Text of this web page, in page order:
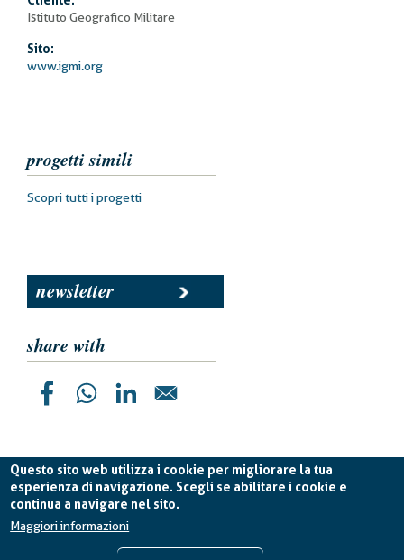
Questo sito web utilizza i cookie per migliorare la tua
esperienza di navigazione. Scegli se abilitare i cookie e
continua a navigare nel sito.
Maggiori informazioni
Istituto Geografico Militare
Sito:
www.igmi.org
progetti simili
Scopri tutti i progetti
newsletter
share with
Planetek Italia s.r.l. P. IVA 04555490723 -